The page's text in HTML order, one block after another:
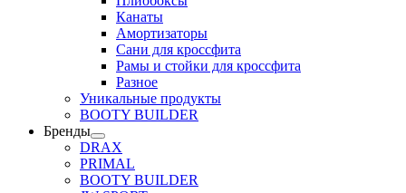
Канаты
Амортизаторы
Сани для кроссфита
Рамы и стойки для кроссфита
Разное
Уникальные продукты
BOOTY BUILDER
Бренды
DRAX
PRIMAL
BOOTY BUILDER